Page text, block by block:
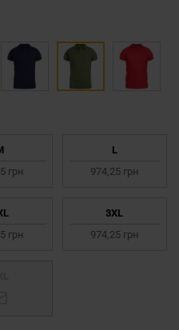
грн
L
974,25 грн
грн
3XL
974,25 грн